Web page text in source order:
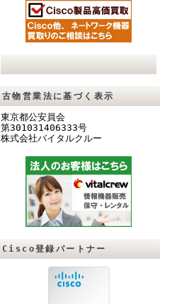
古物営業法に基づく表示
東京都公安員会
第301031406333号
株式会社バイタルクルー
Cisco登録パートナー